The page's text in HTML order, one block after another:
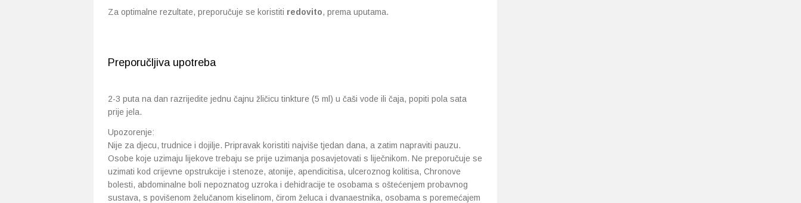
Za optimalne rezultate, preporučuje se koristiti redovito, prema uputama.
Preporučljiva upotreba
2-3 puta na dan razrijedite jednu čajnu žličicu tinkture (5 ml) u čaši vode ili čaja, popiti pola sata
prije jela.
Upozorenje:
Nije za djecu, trudnice i dojilje. Pripravak koristiti najviše tjedan dana, a zatim napraviti pauzu.
Osobe koje uzimaju lijekove trebaju se prije uzimanja posavjetovati s liječnikom. Ne preporučuje se
uzimati kod crijevne opstrukcije i stenoze, atonije, apendicitisa, ulceroznog kolitisa, Chronove
bolesti, abdominalne boli nepoznatog uzroka i dehidracije te osobama s oštećenjem probavnog
sustava, s povišenom želučanom kiselinom, čirom želuca i dvanaestnika, osobama s poremećajem